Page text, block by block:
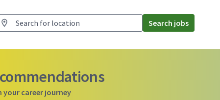
Search jobs
your career journey